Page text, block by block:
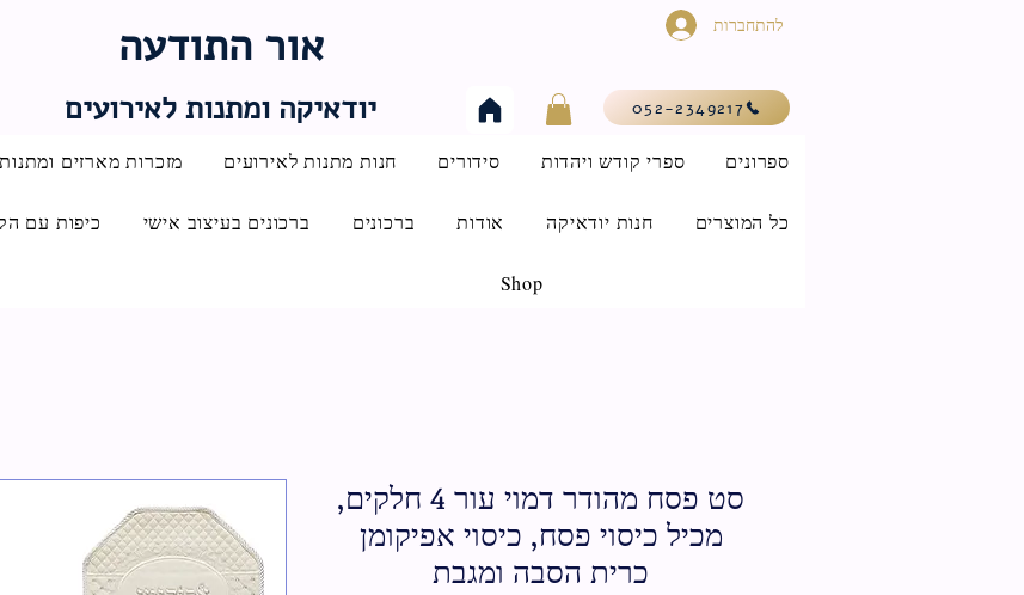
אור התודעה
יודאיקה ומתנות לאירועים
להתחברות
052-2349217
מזכרות מארזים חנות מתנות לאירועים סידורים ספרי קודש ויהדות ספרונים
כיפות עם ברכונים בעיצוב אישי ברכונים אודות חנות יודאיקה כל המוצרים
Shop
סט פסח מהודר דמוי עור 4 חלקים,
מכיל כיסוי פסח, כיסוי אפיקומן
כרית הסבה ומגבת